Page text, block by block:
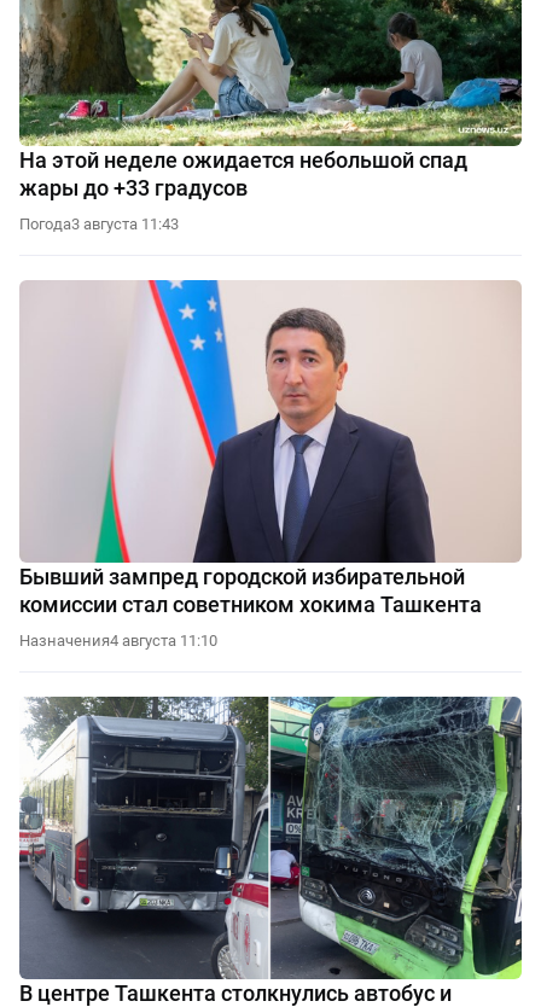
На этой неделе ожидается небольшой спад
жары до +33 градусов
Погода3 августа 11:43
Бывший зампред городской избирательной
комиссии стал советником хокима Ташкента
Назначения4 августа 11:10
В центре Ташкента столкнулись автобус и